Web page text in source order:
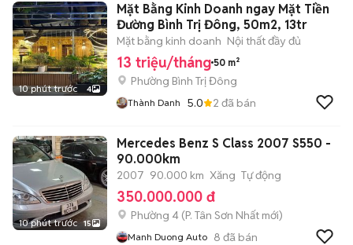
10 phút trước 4
Mặt Bằng Kinh Doanh ngay Mặt Tiền
Đường Bình Trị Đông, 50m2, 13tr
Mặt bằng kinh doanh Nội thất đầy đủ
13 triệu/tháng 50 m²
Phường Bình Trị Đông
Thành Danh 5.0 2 đã bán
10 phút trước 15
Mercedes Benz S Class 2007 S550 -
90.000km
2007 90.000 km Xăng Tự động
350.000.000 đ
Phường 4 (P. Tân Sơn Nhất mới)
Manh Duong Auto 8 đã bán